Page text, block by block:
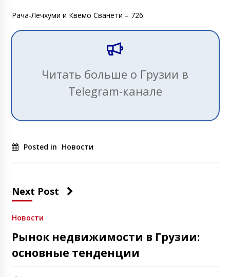
Рача-Лечхуми и Квемо Сванети – 726.
Читать больше о Грузии в
Telegram-канале
Posted in Новости
Next Post
Новости
Рынок недвижимости в Грузии:
основные тенденции